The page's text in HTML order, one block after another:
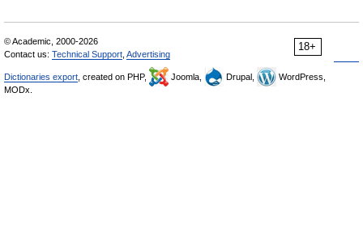
18+
© Academic, 2000-2026
Contact us: Technical Support Advertising
Dictionaries export , created on PHP, Joomla, Drupal,
WordPress,
MODx.